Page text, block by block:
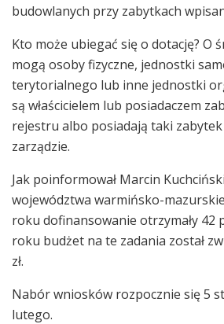
budowlanych przy zabytkach
Kto może ubiegać się o dotację? O
mogą osoby fizyczne, jednostki
terytorialnego lub inne jednostki
są właścicielem lub posiadaczem
rejestru albo posiadają taki zabytek
zarządzie.
Jak poinformował Marcin
województwa warmińsko-
roku dofinansowanie otrzymały 42
roku budżet na te zadania został
zł.
Nabór wniosków rozpocznie się 5
lutego.